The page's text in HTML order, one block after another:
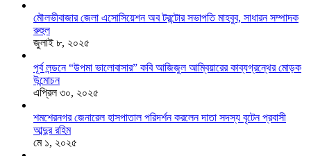
মৌলভীবাজার জেলা এসোসিয়েশন অব টরন্টোর সভাপতি মাহবুব, সাধারন সম্পাদক
রুহুল
জুলাই ৮, ২০২৫
পূর্ব লন্ডনে “উপমা ভালোবাসার” কবি আজিজুল আম্বিয়ারের কাব্যগ্রন্থের মোড়ক
উন্মোচন
এপ্রিল ৩০, ২০২৫
শমশেরনগর জেনারেল হাসপাতাল পরিদর্শন করলেন দাতা সদস্য বৃটেন প্রবাসী
আব্দুর রহিম
মে ১, ২০২৫